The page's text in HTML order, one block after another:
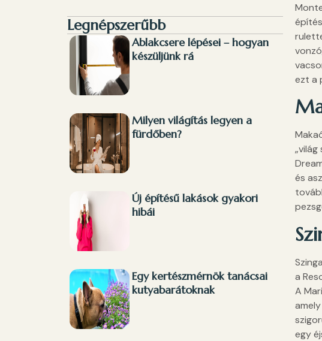
Legnépszerűbb
Ablakcsere lépései – hogyan
készüljünk rá
Milyen világítás legyen a
fürdőben?
Új építésű lakások gyakori
hibái
Egy kertészmérnök tanácsai
kutyabarátoknak
ezt a
és
a
A
egy